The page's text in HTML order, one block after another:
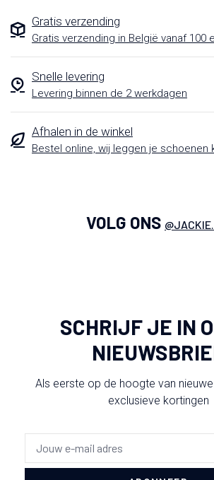
Gratis verzending
Gratis verzending in België vanaf 100
Snelle levering
Levering binnen de 2 werkdagen
Afhalen in de winkel
Bestel online, wij leggen je schoenen
VOLG ONS
SCHRIJF JE IN
Als eerste op de hoogte van
exclusieve kortingen